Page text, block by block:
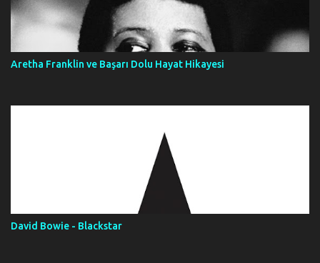
Aretha Franklin ve Başarı Dolu Hayat Hikayesi
David Bowie - Blackstar